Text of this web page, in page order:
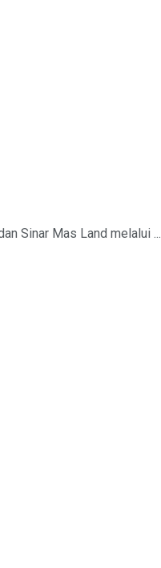
Sinar Mas Land melalui ...